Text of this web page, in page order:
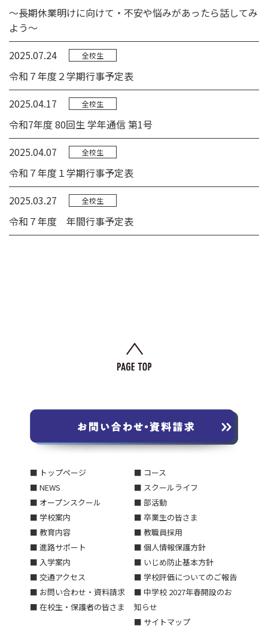
～長期休業明けに向けて・不安や悩みがあったら話してみ
よう～
2025.07.24
全校生
令和７年度２学期行事予定表
2025.04.17
全校生
令和7年度 80回生 学年通信 第1号
2025.04.07
全校生
令和７年度１学期行事予定表
2025.03.27
全校生
令和７年度 年間行事予定表
■ トップページ
■ NEWS
■ オープンスクール
■ 学校案内
■ 教育内容
■ 進路サポート
■ 入学案内
■ 交通アクセス
■ お問い合わせ・資料請求
■ 在校生・保護者の皆さま
■ コース
■ スクールライフ
■ 部活動
■ 卒業生の皆さま
■ 教職員採用
■ 個人情報保護方針
■ いじめ防止基本方針
■ 学校評価についてのご報告
■ 中学校 2027年春開設のお
知らせ
■ サイトマップ